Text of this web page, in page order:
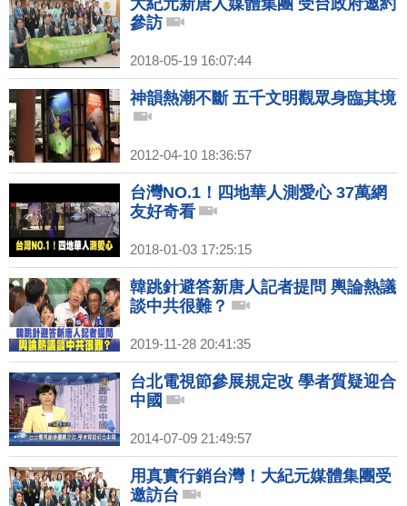
大紀元新唐人媒體集團 受台政府邀約
參訪
2018-05-19 16:07:44
神韻熱潮不斷 五千文明觀眾身臨其境
2012-04-10 18:36:57
台灣NO.1！四地華人測愛心 37萬網
友好奇看
2018-01-03 17:25:15
韓跳針避答新唐人記者提問 輿論熱議
談中共很難？
2019-11-28 20:41:35
台北電視節參展規定改 學者質疑迎合
中國
2014-07-09 21:49:57
用真實行銷台灣！大紀元媒體集團受
邀訪台